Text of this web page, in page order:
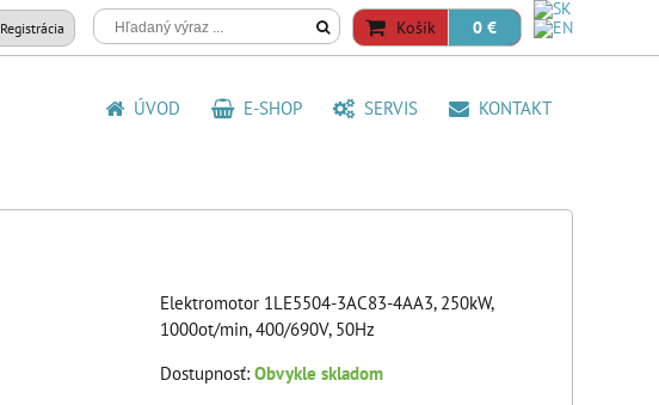
Registrácia Košík 0 €
ÚVOD E-SHOP SERVIS KONTAKT
Elektromotor 1LE5504-3AC83-4AA3, 250kW,
1000ot/min, 400/690V, 50Hz
Dostupnosť: Obvykle skladom